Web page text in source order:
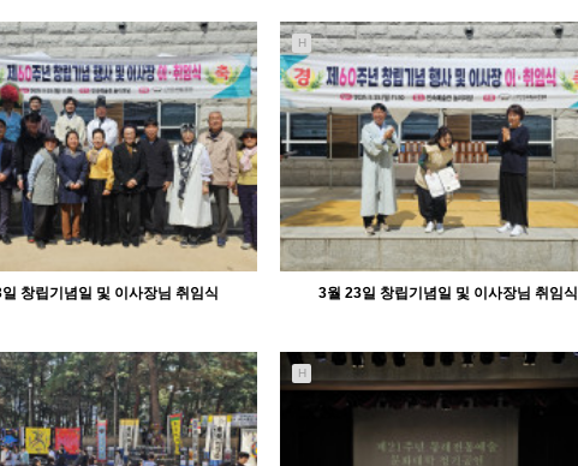
2313
03-28
관리자
창립기념일 및 이사장님 취임식
H
1454
03-28
관리자
3월 23일 창립기념일 및 이사장님 취임식
H